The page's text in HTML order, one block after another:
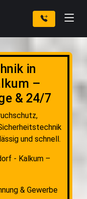
in
–
& 24/7
und schnell.
- Kalkum –
& Gewerbe